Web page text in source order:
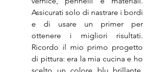
Assicurati solo di nastrare i bordi
e di usare un primer per
ottenere i migliori risultati.
Ricordo il mio primo progetto
di pittura: era la mia cucina e ho